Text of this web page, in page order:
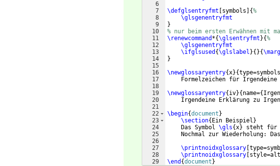
6
7
8
9
10
11
12
13
14
15
16
17
18
19
20
21
22
23
24
25
26
27
28
29
\defglsentryfmt
symbols {%
\glsgenentryfmt
}
% nur beim ersten Erwähnen mit
\renewcommand *{\glsentryfmt }{%
\glsgenentryfmt
\ifglsused {\glslabel }{ }{
}
\newglossaryentry{x}{
Formelzeichen für Irgendeine
\newglossaryentry{ iv}{ name={
Irgendeine Erklärung zu
\begin{document }
\section{ Ein Beispiel }
    Das Symbol
\gls{x} steht für
Nochmal zur Wiederholung:
\printnoidxglossary
\printnoidxglossary
\end {document }